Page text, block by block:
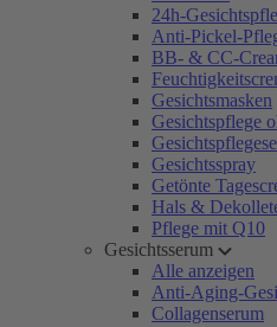
24h-
Anti-Pickel-
BB- & CC-
Gesichtsmasken
Gesichtspflege
Gesichtsspray
Getönte
Hals &
Pflege mit Q10
Gesichtsserum
Alle anzeigen
Anti-Aging-
Collagenserum